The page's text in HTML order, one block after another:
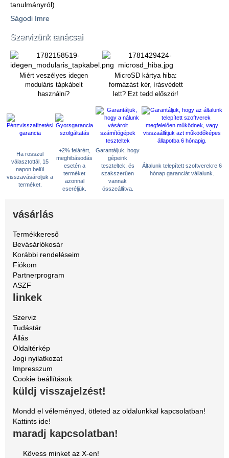
tanulmányról)
Ságodi Imre
Szervizünk tanácsai
Miért veszélyes idegen
moduláris tápkábelt
használni?
MicroSD kártya hiba:
formázást kér, írásvédett
lett? Ezt tedd először!
Ha rosszul
választottál, 15
napon belül
visszavásároljuk a
terméket.
+2% felárért,
meghibásodás
esetén a
terméket
azonnal
cseréljük.
Garantáljuk, hogy
gépeink
teszteltek, és
szakszerűen
vannak
összeállítva.
Általunk telepített szoftverekre 6
hónap garanciát vállalunk.
vásárlás
Termékkereső
Bevásárlókosár
Korábbi rendeléseim
Fiókom
Partnerprogram
ASZF
linkek
Szerviz
Tudástár
Állás
Oldaltérkép
Jogi nyilatkozat
Impresszum
Cookie beállítások
küldj visszajelzést!
Mondd el véleményed, ötleted az oldalunkkal kapcsolatban!
Kattints ide!
maradj kapcsolatban!
Kövess minket az X-en!